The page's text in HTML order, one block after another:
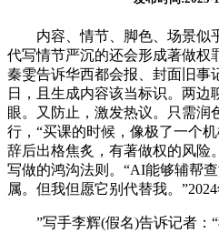
内容、情节、脚色、场景似
代写情节严沉的还会形成著做权
秦雯告诉华西都会报、封面旧事
日，且生成内容该当标识。两边
眼。又防止，激发热议。只需润
行，“买课的时候，像极了一个
辞后出格焦炙，有著做权的风险
写做的鸿沟法则。“AI能够辅帮
属。但我但愿它别代替我。”2024
”写手李辉(假名)告诉记者：“